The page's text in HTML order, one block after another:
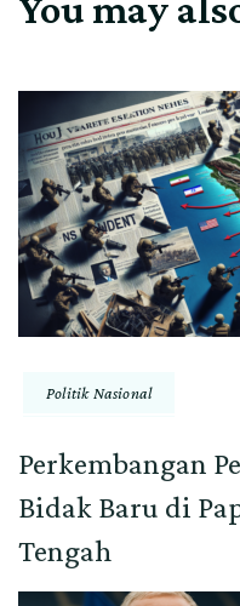
Politik Nasional
Perkembangan
Bidak Baru di
Tengah